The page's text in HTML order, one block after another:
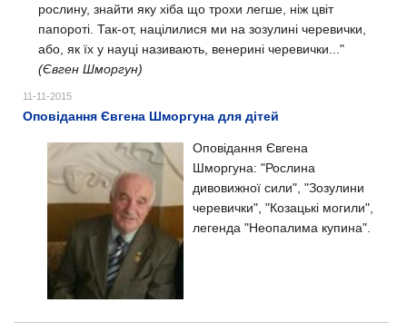
рослину, знайти яку хіба що трохи легше, ніж цвіт
папороті. Так-от, націлилися ми на зозулині черевички,
або, як їх у науці називають, венерині черевички..."
(Євген Шморгун)
11-11-2015
Оповідання Євгена Шморгуна для дітей
Оповідання Євгена
Шморгуна: "Рослина
дивовижної сили", "Зозулини
черевички", "Козацькі могили",
легенда "Неопалима купина".